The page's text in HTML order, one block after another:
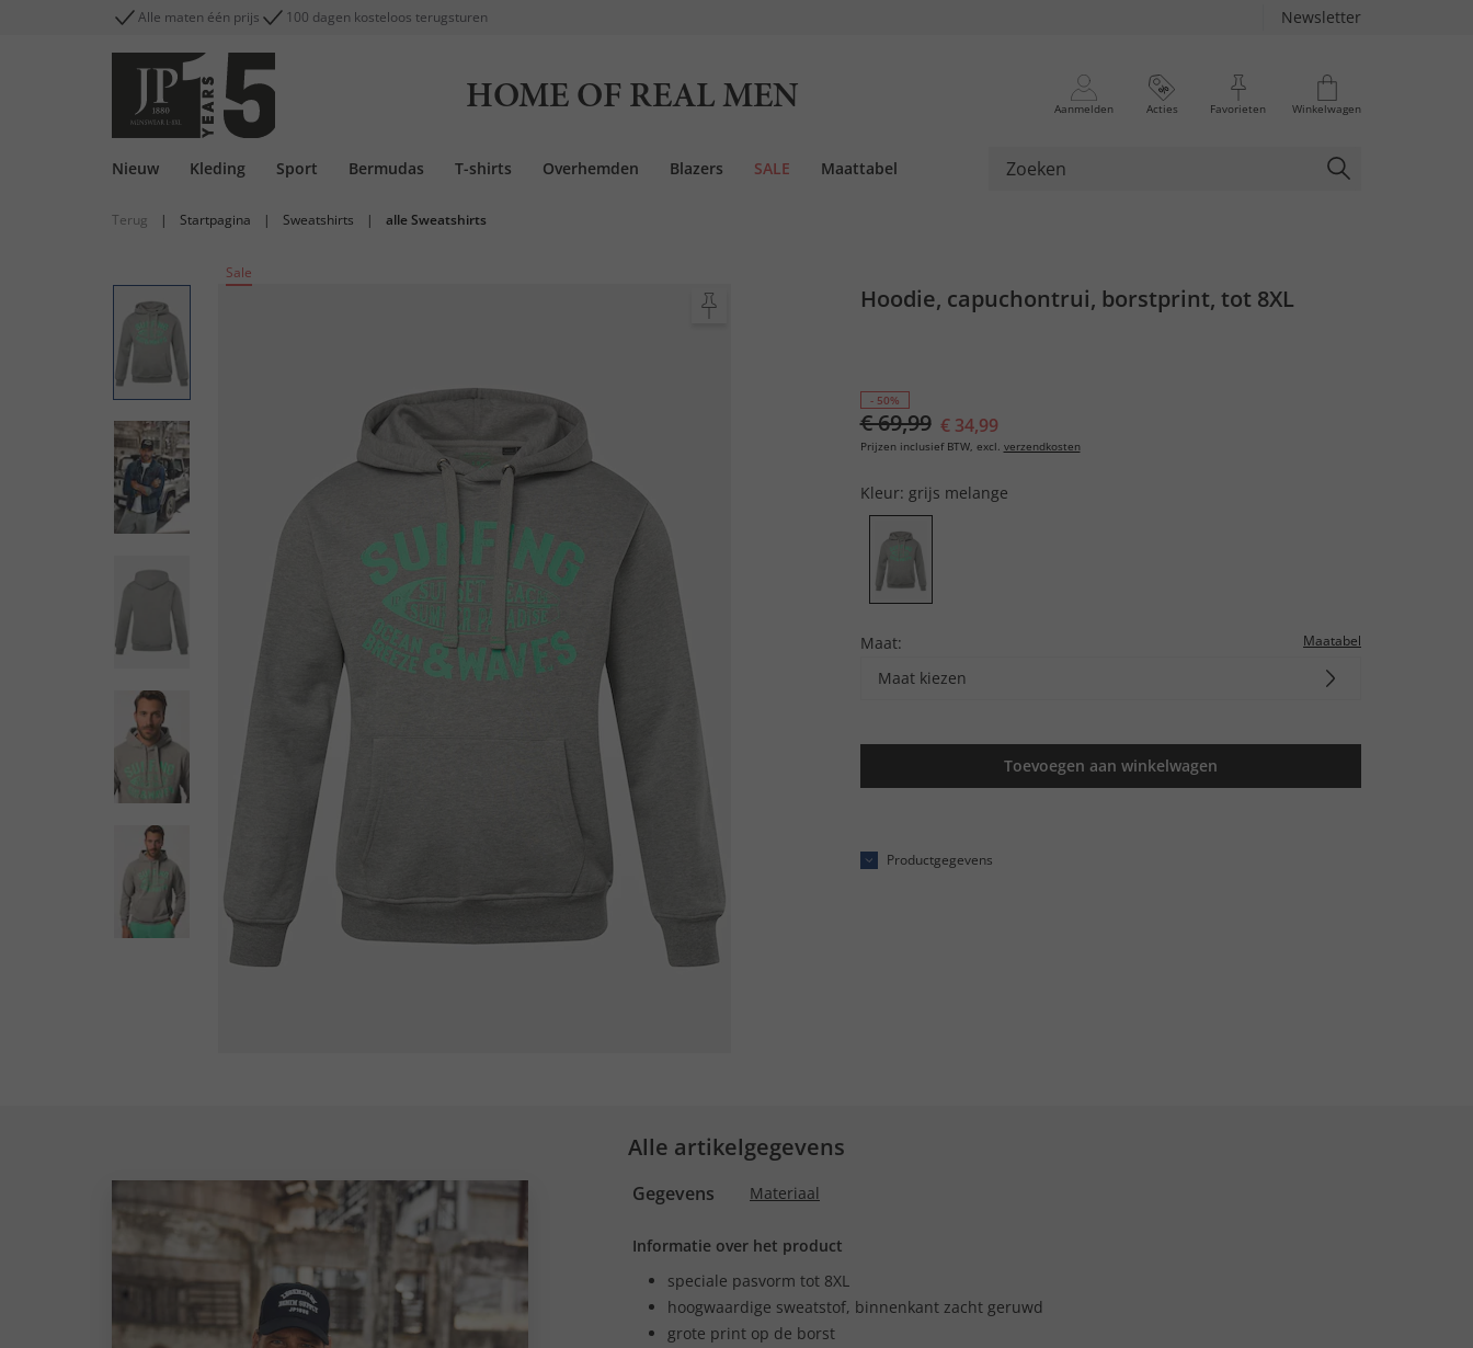
Alle maten één prijs 100 dagen kosteloos terugsturen Newsletter
HOME OF REAL MEN Aanmelden Acties Favorieten Winkelwagen
Nieuw Kleding Sport Bermudas T-shirts Overhemden Blazers SALE Maattabel
Terug | Startpagina | Sweatshirts | alle Sweatshirts
Sale
Hoodie, capuchontrui, borstprint, tot 8XL
- 50%
€ 69,99 € 34,99
Prijzen inclusief BTW, excl. verzendkosten
Kleur: grijs melange
Maat: Maatabel
Maat kiezen
Toevoegen aan winkelwagen
Productgegevens
Alle artikelgegevens
Gegevens Materiaal
Informatie over het product
speciale pasvorm tot 8XL
hoogwaardige sweatstof, binnenkant zacht geruwd
grote print op de borst